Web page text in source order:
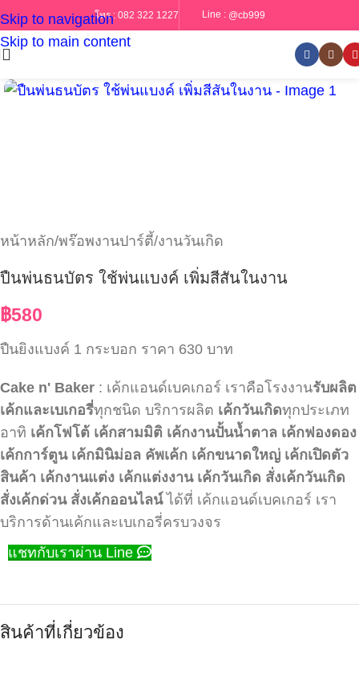
Skip to navigation
Skip to main content
โทร : 082 322 1227 Line : @cb999
หน้าหลัก/พร๊อพงานปาร์ตี้/งานวันเกิด
ปืนพ่นธนบัตร ใช้พ่นแบงค์ เพิ่มสีสันในงาน
฿580
ปืนยิงแบงค์ 1 กระบอก ราคา 630 บาท
Cake n' Baker : เค้กแอนด์เบคเกอร์ เราคือโรงงานรับผลิต
เค้กและเบเกอรี่ทุกชนิด บริการผลิต เค้กวันเกิดทุกประเภท
อาทิ เค้กโฟโต้ เค้กสามมิติ เค้กงานปั้นน้ำตาล เค้กฟองดอง
เค้กการ์ตูน เค้กมินิม่อล คัพเค้ก เค้กขนาดใหญ่ เค้กเปิดตัว
สินค้า เค้กงานแต่ง เค้กแต่งงาน เค้กวันเกิด สั่งเค้กวันเกิด
สั่งเค้กด่วน สั่งเค้กออนไลน์ได้ที่ เค้กแอนด์เบคเกอร์ เรา
บริการด้านเค้กและเบเกอรี่ครบวงจร
แชทกับเราผ่าน Line
สินค้าที่เกี่ยวข้อง